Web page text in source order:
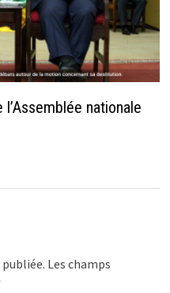
nationale
Les champs